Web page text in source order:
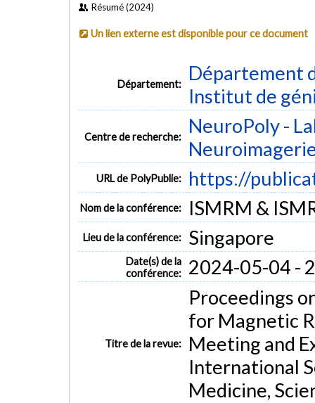
Résumé (2024)
Un lien externe est disponible pour ce document
Département:
Département
Institut de
Centre de recherche:
NeuroPoly -
URL de PolyPublie: https://
Nom de la conférence: ISMRM &
Lieu de la conférence: Singapore
Date(s) de la
conférence:
2024-05-04 -
Titre de la revue:
Proceedings
for Magnetic
Meeting and
International
Medicine,